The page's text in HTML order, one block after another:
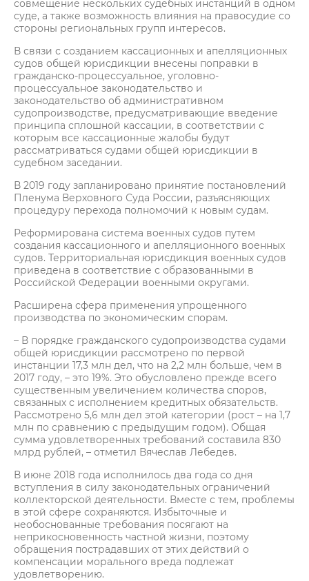
совмещение нескольких судебных инстанций в одном
суде, а также возможность влияния на правосудие со
стороны региональных групп интересов.
В связи с созданием кассационных и апелляционных
судов общей юрисдикции внесены поправки в
гражданско-процессуальное, уголовно-
процессуальное законодательство и
законодательство об административном
судопроизводстве, предусматривающие введение
принципа сплошной кассации, в соответствии с
которым все кассационные жалобы будут
рассматриваться судами общей юрисдикции в
судебном заседании.
В 2019 году запланировано принятие постановлений
Пленума Верховного Суда России, разъясняющих
процедуру перехода полномочий к новым судам.
Реформирована система военных судов путем
создания кассационного и апелляционного военных
судов. Территориальная юрисдикция военных судов
приведена в соответствие с образованными в
Российской Федерации военными округами.
Расширена сфера применения упрощенного
производства по экономическим спорам.
– В порядке гражданского судопроизводства судами
общей юрисдикции рассмотрено по первой
инстанции 17,3 млн дел, что на 2,2 млн больше, чем в
2017 году, – это 19%. Это обусловлено прежде всего
существенным увеличением количества споров,
связанных с исполнением кредитных обязательств.
Рассмотрено 5,6 млн дел этой категории (рост – на 1,7
млн по сравнению с предыдущим годом). Общая
сумма удовлетворенных требований составила 830
млрд рублей, – отметил Вячеслав Лебедев.
В июне 2018 года исполнилось два года со дня
вступления в силу законодательных ограничений
коллекторской деятельности. Вместе с тем, проблемы
в этой сфере сохраняются. Избыточные и
необоснованные требования посягают на
неприкосновенность частной жизни, поэтому
обращения пострадавших от этих действий о
компенсации морального вреда подлежат
удовлетворению.